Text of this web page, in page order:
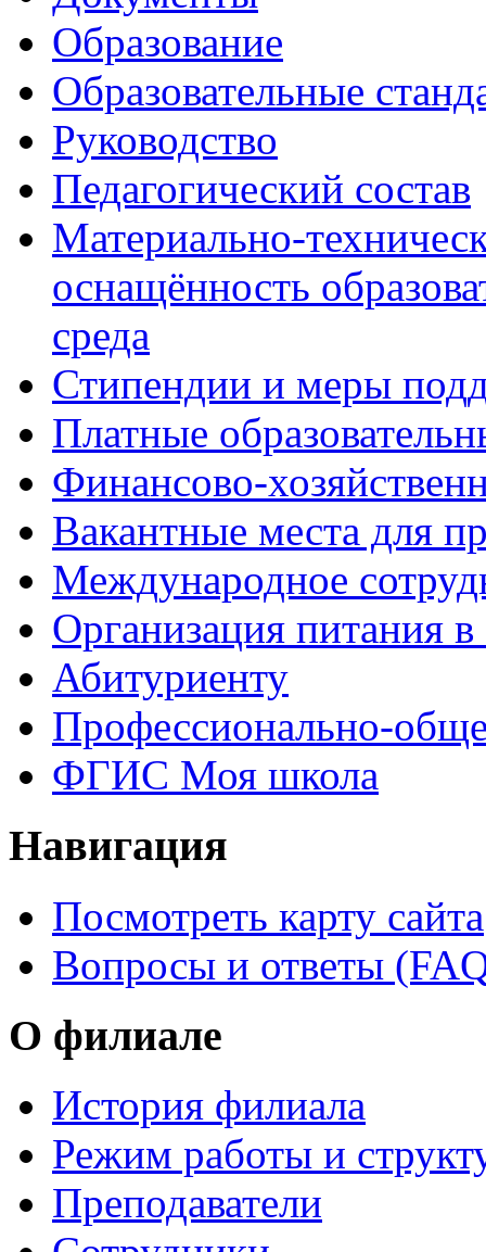
Образование
Образовательные
Руководство
Педагогический состав
Материально-
оснащённость
среда
Стипендии и меры
Платные
Финансово-
Вакантные места для
Международное
Организация питания в
Абитуриенту
Профессионально-
ФГИС Моя школа
Навигация
Посмотреть карту сайта
Вопросы и ответы
О филиале
История филиала
Режим работы и
Преподаватели